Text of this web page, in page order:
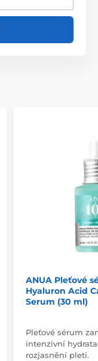
ANUA Pleťové
Hyaluron Acid
Serum (30 ml)
Pleťové sérum
intenzivní
rozjasnění pleti.